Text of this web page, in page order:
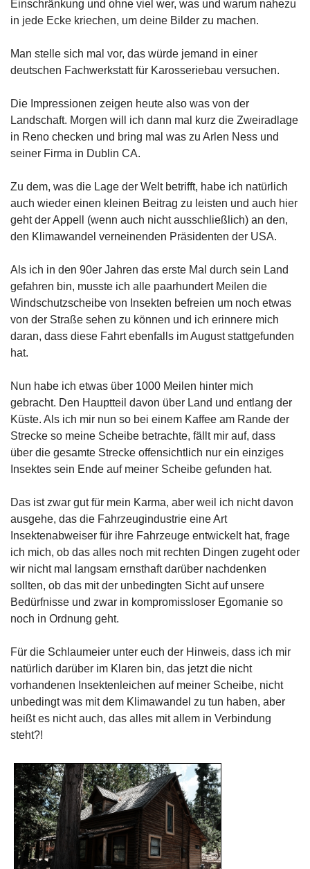
Einschränkung und ohne viel wer, was und warum nahezu
in jede Ecke kriechen, um deine Bilder zu machen.
Man stelle sich mal vor, das würde jemand in einer
deutschen Fachwerkstatt für Karosseriebau versuchen.
Die Impressionen zeigen heute also was von der
Landschaft. Morgen will ich dann mal kurz die Zweiradlage
in Reno checken und bring mal was zu Arlen Ness und
seiner Firma in Dublin CA.
Zu dem, was die Lage der Welt betrifft, habe ich natürlich
auch wieder einen kleinen Beitrag zu leisten und auch hier
geht der Appell (wenn auch nicht ausschließlich) an den,
den Klimawandel verneinenden Präsidenten der USA.
Als ich in den 90er Jahren das erste Mal durch sein Land
gefahren bin, musste ich alle paarhundert Meilen die
Windschutzscheibe von Insekten befreien um noch etwas
von der Straße sehen zu können und ich erinnere mich
daran, dass diese Fahrt ebenfalls im August stattgefunden
hat.
Nun habe ich etwas über 1000 Meilen hinter mich
gebracht. Den Hauptteil davon über Land und entlang der
Küste. Als ich mir nun so bei einem Kaffee am Rande der
Strecke so meine Scheibe betrachte, fällt mir auf, dass
über die gesamte Strecke offensichtlich nur ein einziges
Insektes sein Ende auf meiner Scheibe gefunden hat.
Das ist zwar gut für mein Karma, aber weil ich nicht davon
ausgehe, das die Fahrzeugindustrie eine Art
Insektenabweiser für ihre Fahrzeuge entwickelt hat, frage
ich mich, ob das alles noch mit rechten Dingen zugeht oder
wir nicht mal langsam ernsthaft darüber nachdenken
sollten, ob das mit der unbedingten Sicht auf unsere
Bedürfnisse und zwar in kompromissloser Egomanie so
noch in Ordnung geht.
Für die Schlaumeier unter euch der Hinweis, dass ich mir
natürlich darüber im Klaren bin, das jetzt die nicht
vorhandenen Insektenleichen auf meiner Scheibe, nicht
unbedingt was mit dem Klimawandel zu tun haben, aber
heißt es nicht auch, das alles mit allem in Verbindung
steht?!